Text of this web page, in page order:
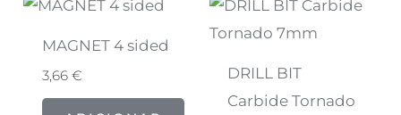
MAGNET 4 sided
3,66 €
DRILL BIT
Carbide Tornado